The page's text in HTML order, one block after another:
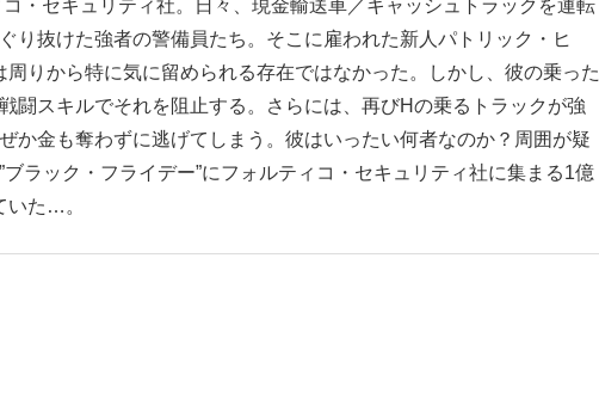
・セキュリティ社。日々、現金輸送車／キャッシュトラックを運転
り抜けた強者の警備員たち。そこに雇われた新人パトリック・ヒ
りから特に気に留められる存在ではなかった。しかし、彼の乗った
闘スキルでそれを阻止する。さらには、再びHの乗るトラックが強
か金も奪わずに逃げてしまう。彼はいったい何者なのか？周囲が疑
ラック・フライデー”にフォルティコ・セキュリティ社に集まる1億
いた…。